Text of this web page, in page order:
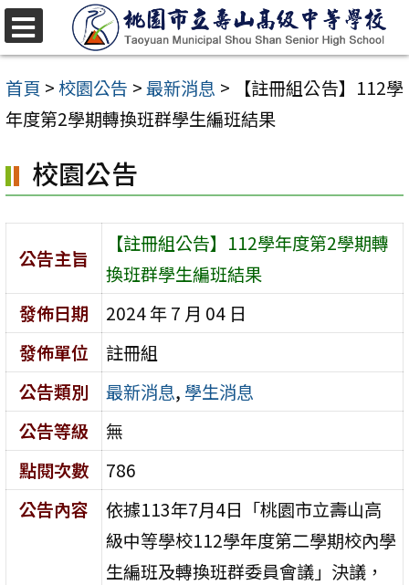
跳
至
主
要
容
區
首頁 >校園公告 >最新消息 >
【註冊組公告】112學
年度第2學期轉換班群學生編班結果
校園公告
公告主旨
【註冊組公告】112學年度第2學期轉
換班群學生編班結果
發佈日期
2024 年 7 月 04 日
發佈單位
註冊組
公告類別
最新消息, 學生消息
公告等級
無
點閱次數
786
公告內容
依據113年7月4日「桃園市立壽山高
級中等學校112學年度第二學期校內學
生編班及轉換班群委員會議」決議，
選
單